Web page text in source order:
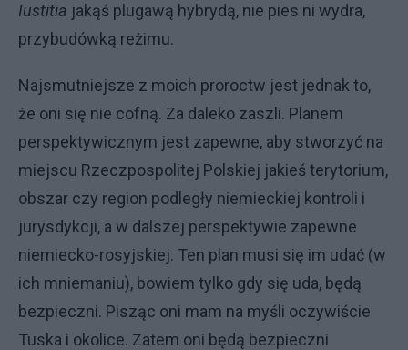
Iustitia jakąś plugawą hybrydą, nie pies ni wydra,
przybudówką reżimu.
Najsmutniejsze z moich proroctw jest jednak to,
że oni się nie cofną. Za daleko zaszli. Planem
perspektywicznym jest zapewne, aby stworzyć na
miejscu Rzeczpospolitej Polskiej jakieś terytorium,
obszar czy region podległy niemieckiej kontroli i
jurysdykcji, a w dalszej perspektywie zapewne
niemiecko-rosyjskiej. Ten plan musi się im udać (w
ich mniemaniu), bowiem tylko gdy się uda, będą
bezpieczni. Pisząc oni mam na myśli oczywiście
Tuska i okolice. Zatem oni będą bezpieczni